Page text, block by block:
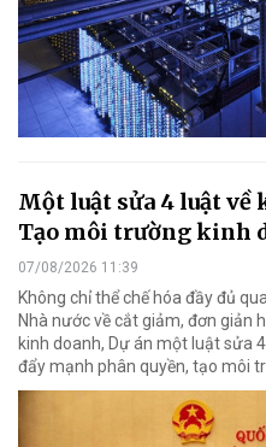
Một luật sửa 4 luật về
Tạo môi trường kinh
07/08/2026 11:39
Không chỉ thể chế hóa đầy đủ
Nhà nước về cắt giảm, đơn giản
kinh doanh, Dự án một luật sửa
đẩy mạnh phân quyền, tạo môi